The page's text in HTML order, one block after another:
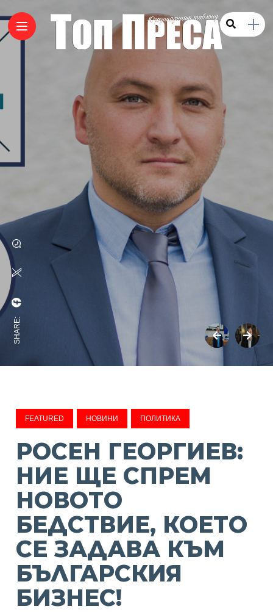
SHARE:
FEATURED НОВИНИ ПОЛИТИКА
РОСЕН ГЕОРГИЕВ:
НИЕ ЩЕ СПРЕМ
НОВОТО
БЕДСТВИЕ, КОЕТО
СЕ ЗАДАВА КЪМ
БЪЛГАРСКИЯ
БИЗНЕС!